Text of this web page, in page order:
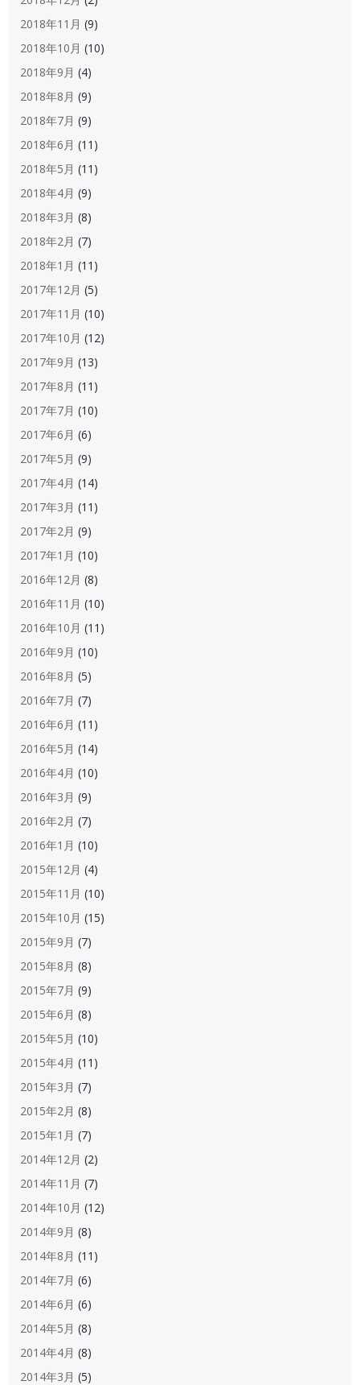
2018年11月 (9)
2018年10月 (10)
2018年9月 (4)
2018年8月 (9)
2018年7月 (9)
2018年6月 (11)
2018年5月 (11)
2018年4月 (9)
2018年3月 (8)
2018年2月 (7)
2018年1月 (11)
2017年12月 (5)
2017年11月 (10)
2017年10月 (12)
2017年9月 (13)
2017年8月 (11)
2017年7月 (10)
2017年6月 (6)
2017年5月 (9)
2017年4月 (14)
2017年3月 (11)
2017年2月 (9)
2017年1月 (10)
2016年12月 (8)
2016年11月 (10)
2016年10月 (11)
2016年9月 (10)
2016年8月 (5)
2016年7月 (7)
2016年6月 (11)
2016年5月 (14)
2016年4月 (10)
2016年3月 (9)
2016年2月 (7)
2016年1月 (10)
2015年12月 (4)
2015年11月 (10)
2015年10月 (15)
2015年9月 (7)
2015年8月 (8)
2015年7月 (9)
2015年6月 (8)
2015年5月 (10)
2015年4月 (11)
2015年3月 (7)
2015年2月 (8)
2015年1月 (7)
2014年12月 (2)
2014年11月 (7)
2014年10月 (12)
2014年9月 (8)
2014年8月 (11)
2014年7月 (6)
2014年6月 (6)
2014年5月 (8)
2014年4月 (8)
2014年3月 (5)